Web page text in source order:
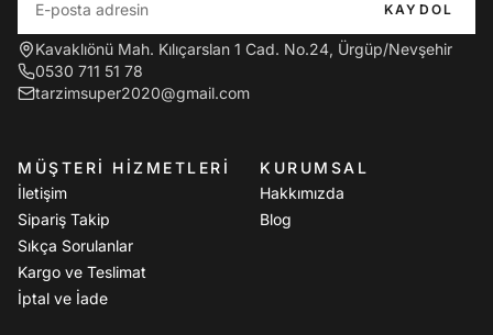
KAYDOL
Kavaklıönü Mah. Kılıçarslan 1 Cad. No.24, Ürgüp/Nevşehir
0530 711 51 78
tarzimsuper2020@gmail.com
MÜŞTERI HIZMETLERI
İletişim
Sipariş Takip
Sıkça Sorulanlar
Kargo ve Teslimat
İptal ve İade
KURUMSAL
Hakkımızda
Blog